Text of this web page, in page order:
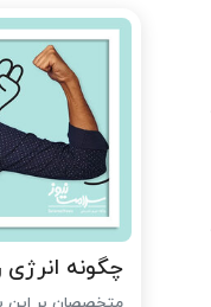
چگونه انرژی